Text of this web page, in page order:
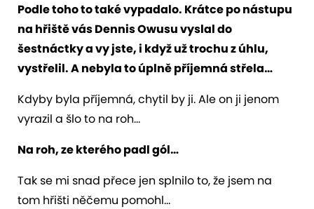
Podle toho to také vypadalo. Krátce po nástupu
na hřiště vás Dennis Owusu vyslal do
šestnáctky a vy jste, i když už trochu z úhlu,
vystřelil. A nebyla to úplně příjemná střela…
Kdyby byla příjemná, chytil by ji. Ale on ji jenom
vyrazil a šlo to na roh…
Na roh, ze kterého padl gól…
Tak se mi snad přece jen splnilo to, že jsem na
tom hřišti něčemu pomohl…